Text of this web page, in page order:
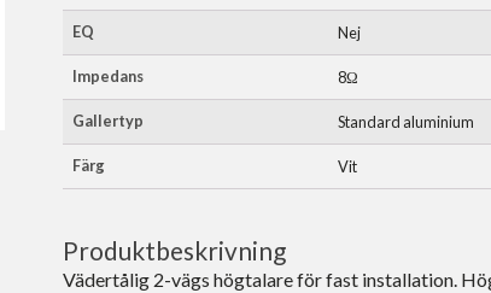
EQ Nej
Impedans 8Ω
Gallertyp Standard aluminium
Färg Vit
Produktbeskrivning
Vädertålig 2-vägs högtalare för fast installation.